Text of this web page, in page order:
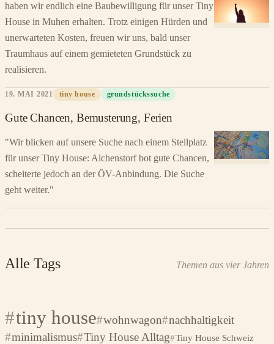
haben wir endlich eine Baubewilligung für unser Tiny
House in Muhen erhalten. Trotz einigen Hürden und
unerwarteten Kosten, freuen wir uns, bald unser
Traumhaus auf einem gemieteten Grundstück zu
realisieren.
19. MAI 2021 tiny house grundstückssuche
Gute Chancen, Bemusterung, Ferien
"Wir blicken auf unsere Suche nach einem Stellplatz
für unser Tiny House: Alchenstorf bot gute Chancen,
scheiterte jedoch an der ÖV-Anbindung. Die Suche
geht weiter."
Alle Tags Themen aus vier Jahren
tiny house wohnwagon nachhaltigkeit
minimalismus Tiny House Alltag Tiny House Schweiz